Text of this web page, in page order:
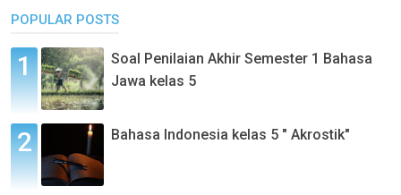
POPULAR POSTS
Soal Penilaian Akhir Semester 1 Bahasa
Jawa kelas 5
Bahasa Indonesia kelas 5 " Akrostik"